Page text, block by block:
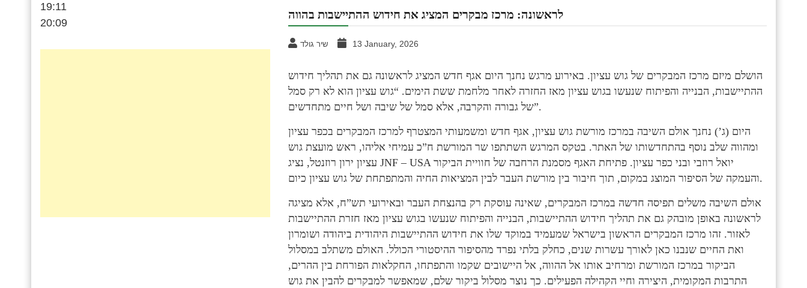
לראשונה: מרכז מבקרים המציג את חידוש ההתיישבות בהווה
שיר גולד 13 January, 2026
הושלם מיזם מרכז המבקרים של גוש עציון. באירוע מרגש נחנך היום אגף חדש המציג לראשונה גם את תהליך חידוש
ההתיישבות, הבנייה והפיתוח שנעשו בגוש עציון מאז החזרה לאחר מלחמת ששת הימים. “גוש עציון הוא לא רק סמל
של גבורה והקרבה, אלא סמל של שיבה ושל חיים מתחדשים”.
היום (ג’) נחנך אולם השיבה במרכז מורשת גוש עציון, אגף חדש ומשמעותי המצטרף למרכז המבקרים בכפר עציון
ומהווה שלב נוסף בהתחדשותו של האתר. בטקס המרגש השתתפו שר המורשת ח”כ עמיחי אליהו, ראש מועצת גוש
עציון ירון רוזנטל, נציג JNF – USA יואל רוזבי ובני כפר עציון. פתיחת האגף מסמנת הרחבה של חוויית הביקור
והעמקה של הסיפור המוצג במקום, תוך חיבור בין מורשת העבר לבין המציאות החיה והמתפתחת של גוש עציון כיום.
אולם השיבה משלים תפיסה חדשה במרכז המבקרים, שאינה עוסקת רק בהנצחת העבר ובאירועי תש”ח, אלא מציגה
לראשונה באופן מובהק גם את תהליך חידוש ההתיישבות, הבנייה והפיתוח שנעשו בגוש עציון מאז חזרת ההתיישבות
לאזור. זהו מרכז המבקרים הראשון בישראל שמעמיד במוקד שלו את חידוש ההתיישבות היהודית ביהודה ושומרון
ואת החיים שנבנו כאן לאורך עשרות שנים, כחלק בלתי נפרד מהסיפור ההיסטורי הכולל. האולם משתלב במסלול
הביקור במרכז המורשת ומרחיב אותו אל ההווה, אל היישובים שקמו והתפתחו, החקלאות הפורחת בין ההרים,
התרבות המקומית, היצירה וחיי הקהילה הפעילים. כך נוצר מסלול ביקור שלם, שמאפשר למבקרים להבין את גוש
19:11
20:09